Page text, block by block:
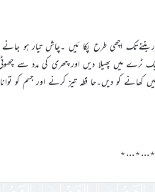
اچھی طرح پکا ئیں ۔چاش تیار ہو جانے
میں پھیلا دیں اور چھری کی مدد سے چھوٹی
کو دیں۔حا فظہ تیز کرنے اور جسم کو
٭…٭…٭